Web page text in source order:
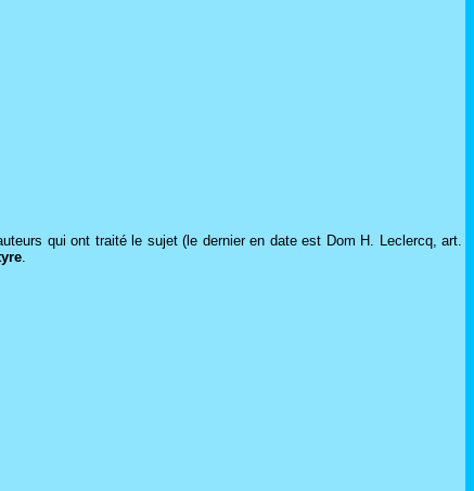
qui ont traité le sujet (le dernier en date est Dom H. Leclercq, art.
.